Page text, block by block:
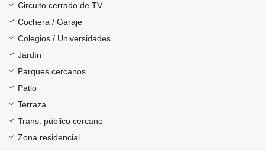
Circuito cerrado de TV
Cochera / Garaje
Colegios / Universidades
Jardín
Parques cercanos
Patio
Terraza
Trans. público cercano
Zona residencial